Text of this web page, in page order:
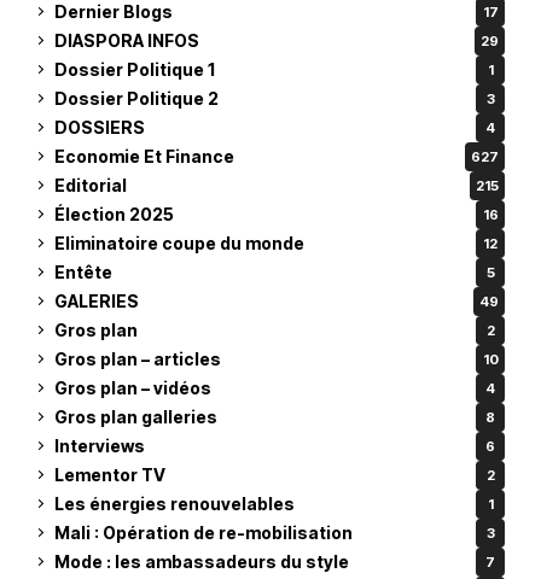
Dernier Blogs 17
DIASPORA INFOS 29
Dossier Politique 1 1
Dossier Politique 2 3
DOSSIERS 4
Economie Et Finance 627
Editorial 215
Élection 2025 16
Eliminatoire coupe du monde 12
Entête 5
GALERIES 49
Gros plan 2
Gros plan – articles 10
Gros plan – vidéos 4
Gros plan galleries 8
Interviews 6
Lementor TV 2
Les énergies renouvelables 1
Mali : Opération de re-mobilisation 3
Mode : les ambassadeurs du style 7